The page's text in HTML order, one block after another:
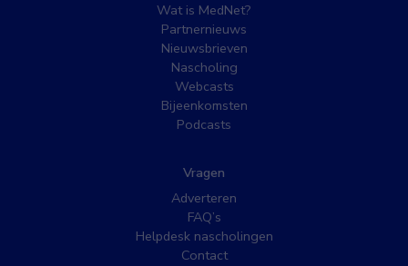
Wat is MedNet?
Partnernieuws
Nieuwsbrieven
Nascholing
Webcasts
Bijeenkomsten
Podcasts
Vragen
Adverteren
FAQ’s
Helpdesk nascholingen
Contact